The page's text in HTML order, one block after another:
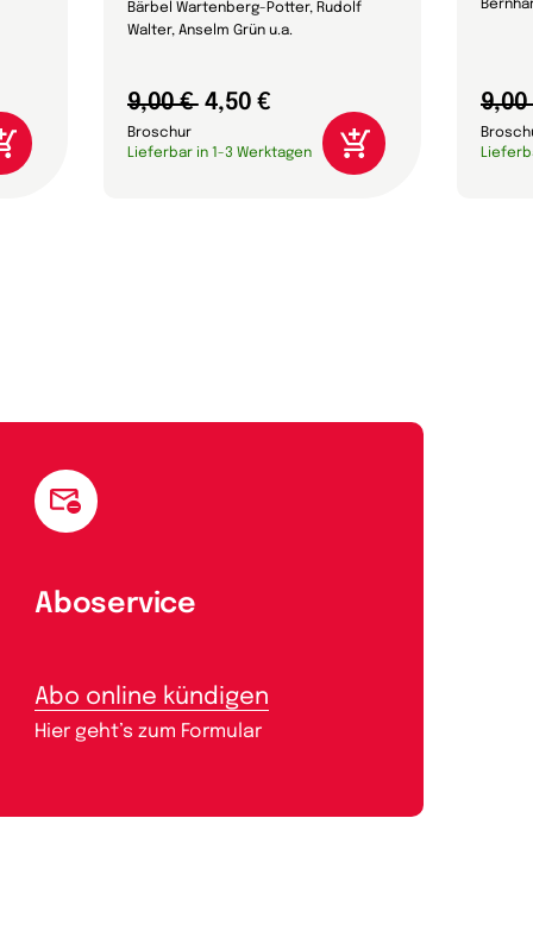
Bärbel Wartenberg-Potter, Rudolf
Walter, Anselm Grün u.a.
9,00 € 4,50 €
Broschur
Lieferbar in 1-3 Werktagen
Aboservice
Abo online kündigen
Hier geht’s zum Formular